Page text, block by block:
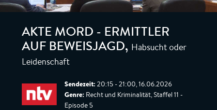
AKTE MORD - ERMITTLER
AUF BEWEISJAGD, Habsucht oder
Leidenschaft
Sendezeit: 20:15 - 21:00, 16.06.2026
Genre: Recht und Kriminalität, Staffel 11 -
Episode 5